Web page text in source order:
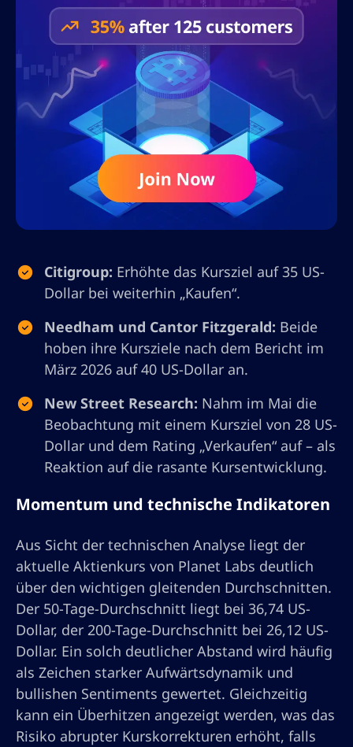
Citigroup: Erhöhte das Kursziel auf 35 US-
Dollar bei weiterhin „Kaufen“.
Needham und Cantor Fitzgerald: Beide
hoben ihre Kursziele nach dem Bericht im
März 2026 auf 40 US-Dollar an.
New Street Research: Nahm im Mai die
Beobachtung mit einem Kursziel von 28 US-
Dollar und dem Rating „Verkaufen“ auf – als
Reaktion auf die rasante Kursentwicklung.
Momentum und technische Indikatoren
Aus Sicht der technischen Analyse liegt der
aktuelle Aktienkurs von Planet Labs deutlich
über den wichtigen gleitenden Durchschnitten.
Der 50-Tage-Durchschnitt liegt bei 36,74 US-
Dollar, der 200-Tage-Durchschnitt bei 26,12 US-
Dollar. Ein solch deutlicher Abstand wird häufig
als Zeichen starker Aufwärtsdynamik und
bullishen Sentiments gewertet. Gleichzeitig
kann ein Überhitzen angezeigt werden, was das
Risiko abrupter Kurskorrekturen erhöht, falls